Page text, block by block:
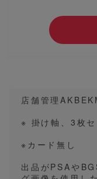
店舗管理
※ 掛け軸、3枚セ
※カード無し
出品がPSAや